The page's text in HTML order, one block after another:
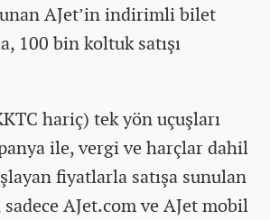
AJet’in indirimli bilet
100 bin koltuk satışı
hariç) tek yön uçuşları
ile, vergi ve harçlar dahil
fiyatlarla satışa sunulan
sadece AJet.com ve AJet mobil